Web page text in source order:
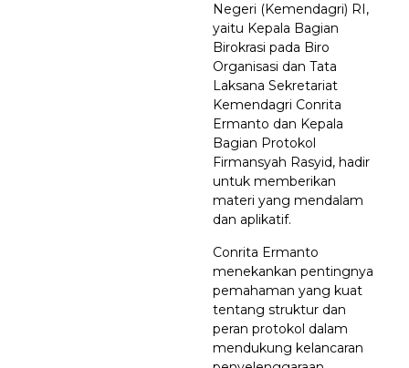
Negeri (Kemendagri) RI,
yaitu Kepala Bagian
Birokrasi pada Biro
Organisasi dan Tata
Laksana Sekretariat
Kemendagri Conrita
Ermanto dan Kepala
Bagian Protokol
Firmansyah Rasyid, hadir
untuk memberikan
materi yang mendalam
dan aplikatif.
Conrita Ermanto
menekankan pentingnya
pemahaman yang kuat
tentang struktur dan
peran protokol dalam
mendukung kelancaran